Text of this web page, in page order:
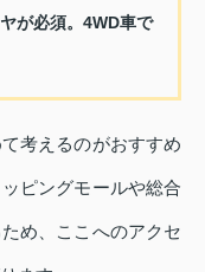
が必須。4WD車で
考えるのがおすすめ
ピングモールや総合
め、ここへのアクセ